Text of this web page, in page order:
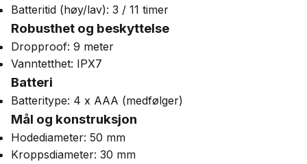
Batteritid (høy/lav): 3 / 11 timer
Robusthet og beskyttelse
Dropproof: 9 meter
Vanntetthet: IPX7
Batteri
Batteritype: 4 x AAA (medfølger)
Mål og konstruksjon
Hodediameter: 50 mm
Kroppsdiameter: 30 mm